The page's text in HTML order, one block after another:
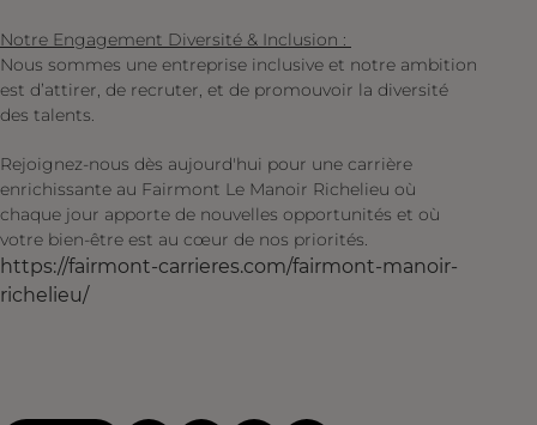
Notre Engagement Diversité & Inclusion :
Nous sommes une entreprise inclusive et notre ambition
est d’attirer, de recruter, et de promouvoir la diversité
des talents.
Rejoignez-nous dès aujourd'hui pour une carrière
enrichissante au Fairmont Le Manoir Richelieu où
chaque jour apporte de nouvelles opportunités et où
votre bien-être est au cœur de nos priorités.
https://fairmont-carrieres.com/fairmont-manoir-
richelieu/